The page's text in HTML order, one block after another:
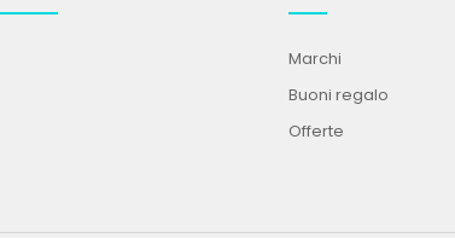
Marchi
Buoni regalo
Offerte